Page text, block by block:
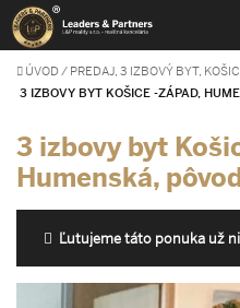
ÚVOD / PREDAJ, 3 IZBOVÝ BYT,
3 IZBOVY BYT KOŠICE -ZÁPAD,
3 izbovy byt
Humenská,
Ľutujeme táto ponuka už